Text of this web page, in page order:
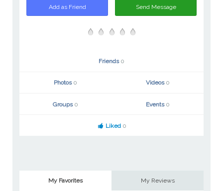
Add as Friend Send Message
Friends 0
Photos 0 Videos 0
Groups 0 Events 0
Liked 0
My Favorites My Reviews